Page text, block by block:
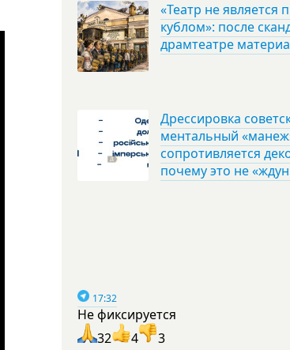
«Театр не является
кублом»: после
драмтеатре
Дрессировка
ментальный
сопротивляется
почему это не
17:32
Не фиксируется
32
4 3